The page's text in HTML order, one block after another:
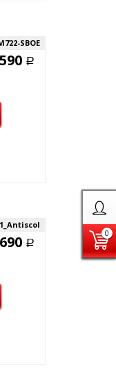
0
SBOE
Р
Р